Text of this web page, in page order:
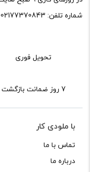
علامت‌گذاری شده‌اند*
دیدگاه شما*
شماره تلفن: 02177370843
تحویل فوری
7 روز ضمانت بازگشت
با ملودی کار
تماس با ما
درباره ما